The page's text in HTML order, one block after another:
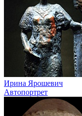
Ирина Ярошевич
Автопортрет